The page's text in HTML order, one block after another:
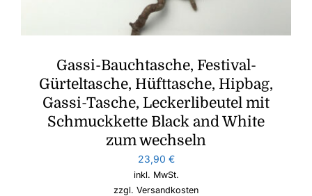
Gassi-Bauchtasche, Festival-
Gürteltasche, Hüfttasche, Hipbag,
Gassi-Tasche, Leckerlibeutel mit
Schmuckkette Black and White
zum wechseln
23,90 €
inkl. MwSt.
zzgl. Versandkosten